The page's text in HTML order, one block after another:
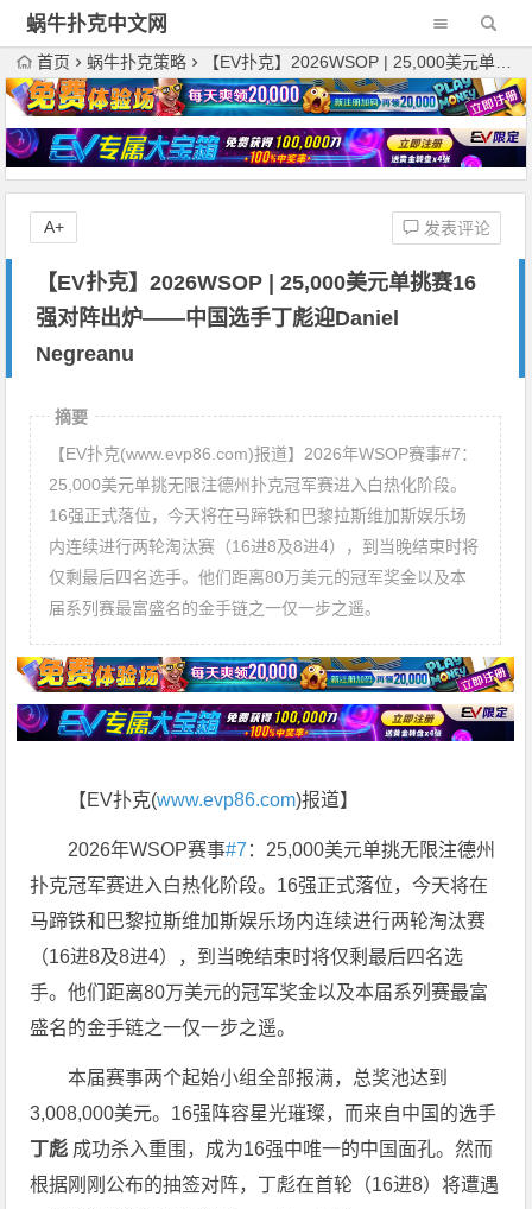
蜗牛扑克中文网
首页 蜗牛扑克策略 【EV扑克】2026WSOP | 25,000美元单挑赛16强对阵出炉——中国选手丁彪迎Daniel Negreanu
【EV扑克】2026WSOP | 25,000美元单挑赛16
强对阵出炉——中国选手丁彪迎Daniel
Negreanu
发表评论
A+
摘要
【EV扑克(www.evp86.com)报道】2026年WSOP赛事#7：
25,000美元单挑无限注德州扑克冠军赛进入白热化阶段。
16强正式落位，今天将在马蹄铁和巴黎拉斯维加斯娱乐场
内连续进行两轮淘汰赛（16进8及8进4），到当晚结束时将
仅剩最后四名选手。他们距离80万美元的冠军奖金以及本
届系列赛最富盛名的金手链之一仅一步之遥。
【EV扑克(www.evp86.com)报道】
2026年WSOP赛事#7 ：25,000美元单挑无限注德州
扑克冠军赛进入白热化阶段。16强正式落位，今天将在
马蹄铁和巴黎拉斯维加斯娱乐场内连续进行两轮淘汰赛
（16进8及8进4），到当晚结束时将仅剩最后四名选
手。他们距离80万美元的冠军奖金以及本届系列赛最富
盛名的金手链之一仅一步之遥。
本届赛事两个起始小组全部报满，总奖池达到
3,008,000美元。16强阵容星光璀璨，而来自中国的选手
丁彪 成功杀入重围，成为16强中唯一的中国面孔。然而
根据刚刚公布的抽签对阵，丁彪在首轮（16进8）将遭遇